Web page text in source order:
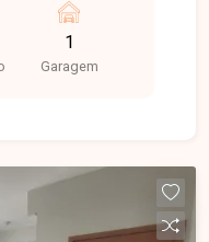
escolas,
e diversos
sendo 01
cozinha
de serviço com
1
Garagem